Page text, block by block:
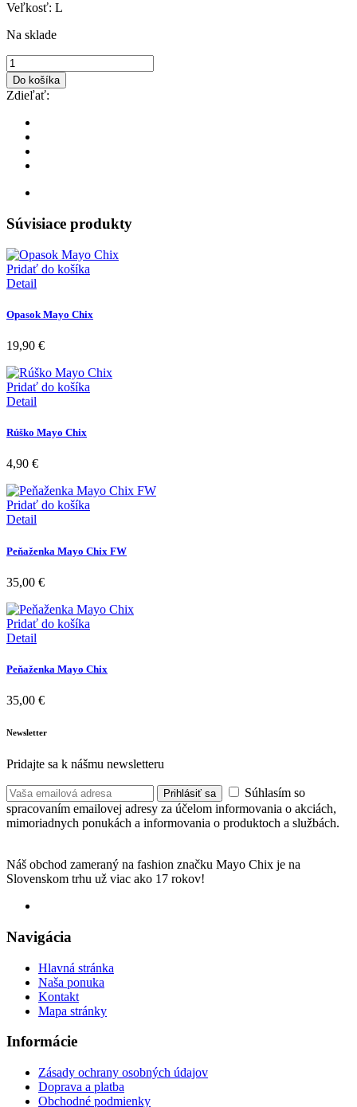
Veľkosť: L
Na sklade
Do košíka
Zdieľať:
Súvisiace produkty
Pridať do košíka
Detail
Opasok Mayo Chix
19,90 €
Pridať do košíka
Detail
Rúško Mayo Chix
4,90 €
Pridať do košíka
Detail
Peňaženka Mayo Chix FW
35,00 €
Pridať do košíka
Detail
Peňaženka Mayo Chix
35,00 €
Newsletter
Pridajte sa k nášmu newsletteru
Prihlásiť sa
Súhlasím so
spracovaním emailovej adresy za účelom informovania o akciách,
mimoriadnych ponukách a informovania o produktoch a službách.
Náš obchod zameraný na fashion značku Mayo Chix je na
Slovenskom trhu už viac ako 17 rokov!
Navigácia
Hlavná stránka
Naša ponuka
Kontakt
Mapa stránky
Informácie
Zásady ochrany osobných údajov
Doprava a platba
Obchodné podmienky